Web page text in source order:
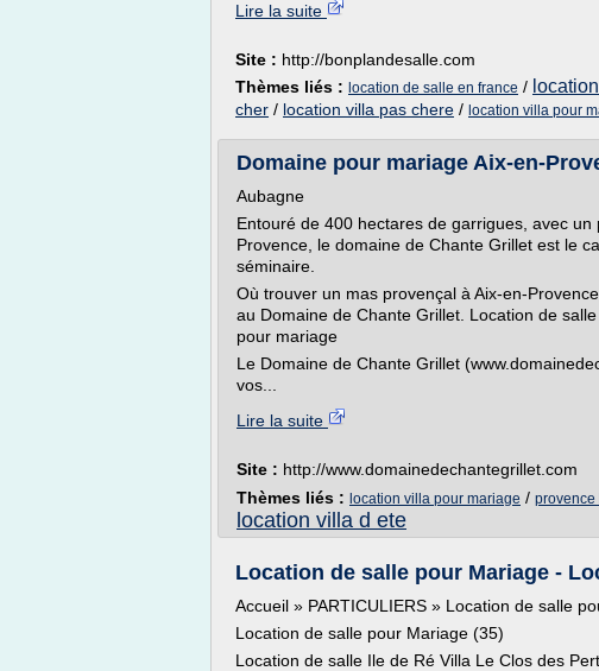
Lire la suite
Site : http://bonplandesalle.com
Thèmes liés : location de salle en france /
cher / location villa pas chere / location villa pour
Domaine pour mariage Aix-en-
Aubagne
Entouré de 400 hectares de garrigues, avec
Provence, le domaine de Chante Grillet est le
séminaire.
Où trouver un mas provençal à Aix-en-
au Domaine de Chante Grillet. Location de
pour mariage
Le Domaine de Chante Grillet
vos...
Lire la suite
Site : http://www.domainedechantegrillet.com
Thèmes liés : location villa pour mariage /
location villa d ete
Location de salle pour Mariage -
Accueil » PARTICULIERS » Location de salle
Location de salle pour Mariage (35)
Location de salle Ile de Ré Villa Le Clos des